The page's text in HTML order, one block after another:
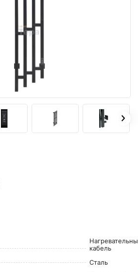
кабель
Сталь